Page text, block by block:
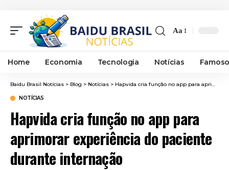
Font
Aa
Home Economia Tecnologia Notícias
Baidu Brasil Notícias > Blog > Notícias > Hapvida cria função no app para aprimorar experiência do paciente durante internação
NOTÍCIAS
Hapvida cria função no app para
aprimorar experiência do paciente
durante internação